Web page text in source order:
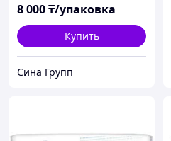
8 000₸/упаковка
Купить
Сина Групп